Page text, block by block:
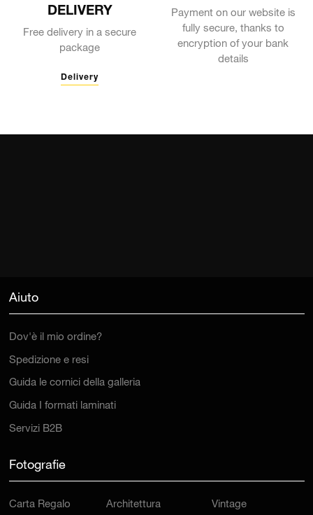
DELIVERY
Free delivery in a secure
package
Delivery
Payment on our website is
fully secure, thanks to
encryption of your bank
details
Aiuto
Dov'è il mio ordine?
Spedizione e resi
Guida le cornici della galleria
Guida I formati laminati
Servizi B2B
Fotografie
Carta Regalo Architettura Vintage